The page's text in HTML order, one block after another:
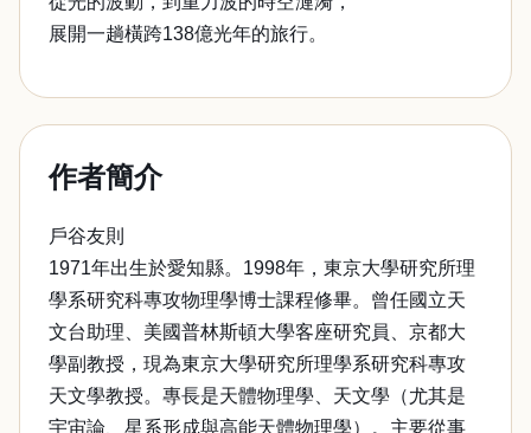
展開一趟橫跨138億光年的旅行。
作者簡介
戶谷友則
1971年出生於愛知縣。1998年，東京大學研究所理
學系研究科專攻物理學博士課程修畢。曾任國立天
文台助理、美國普林斯頓大學客座研究員、京都大
學副教授，現為東京大學研究所理學系研究科專攻
天文學教授。專長是天體物理學、天文學（尤其是
宇宙論、星系形成與高能天體物理學）。主要從事